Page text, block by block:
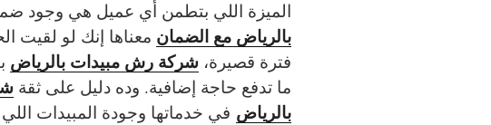
الميزة اللي بتطمن أي عميل هي وجود
بالرياض مع الضمان معناها إنك لو لقيت
فترة قصيرة، شركة رش مبيدات بالرياض
ما تدفع حاجة إضافية. وده دليل على ثقة
بالرياض في خدماتها وجودة المبيدات